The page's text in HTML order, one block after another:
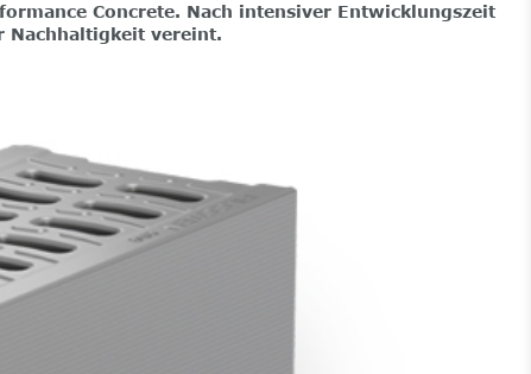
Concrete. Nach intensiver Entwicklungszeit
Nachhaltigkeit vereint.